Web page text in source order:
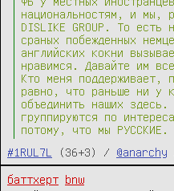
национальностям, и мы,
DISLIKE GROUP. То
сраных побежденных
английских кокни
нравимся. Давайте им
Кто меня поддерживает,
равно, что раньше ни у
объединить наших
группируются по
потому, что мы РУССКИЕ.
#1RUL7L
(36+3) / @anarchy
баттхерт bnw